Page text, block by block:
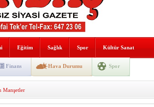
Yönetmelik kapsamlı şekilde
2’si Çocuk 5 Yaralı
doğa yürüyüşü
Eğitim Sağlık Spor Kültür Sanat
Finans Hava Durumu Spor
Manşetler